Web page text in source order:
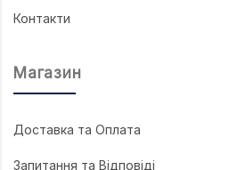
Контакти
Магазин
Доставка та Оплата
Запитання та Відповіді